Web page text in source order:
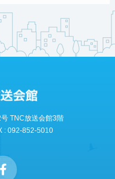
TNC放送会館3階
: 092-852-5010